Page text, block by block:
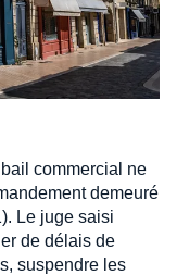
commercial ne
demeuré
Le juge saisi
de délais de
suspendre les